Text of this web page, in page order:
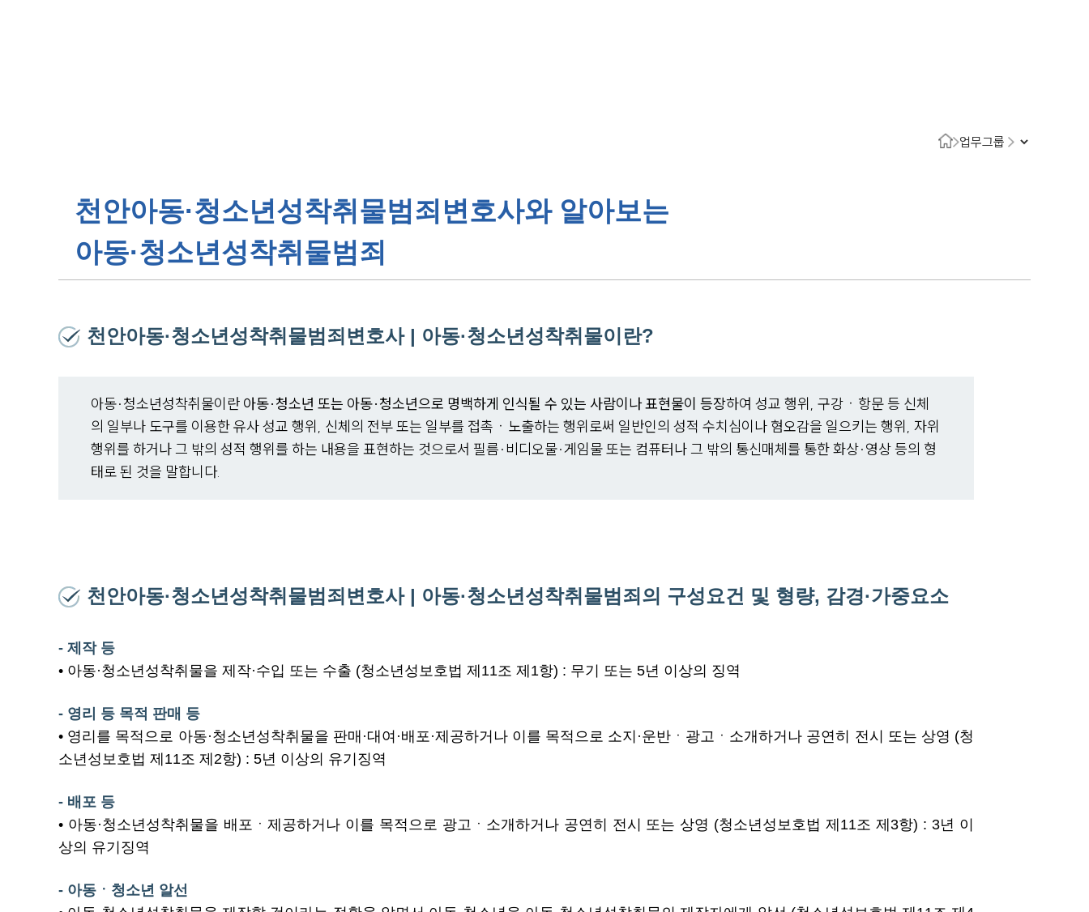
천안학교폭력변호사
천안변호사 업무분야
천안 분사무소 오시는 길
1800-7905
천안아동·청소년성착취물범죄 변호사와 알아보는
아동·청소년성착취물범죄
업무그룹
천안아동·청소년성착취물범죄변호사 | 아동·청소년성착취물이란?
아동·청소년성착취물이란 아동·청소년 또는 아동·청소년으로 명백하게 인식될 수 있는 사람이나 표현물이 등장하여 성교 행위, 구강ㆍ항문 등 신체
의 일부나 도구를 이용한 유사 성교 행위, 신체의 전부 또는 일부를 접촉ㆍ노출하는 행위로써 일반인의 성적 수치심이나 혐오감을 일으키는 행위, 자위
행위를 하거나 그 밖의 성적 행위를 하는 내용을 표현하는 것으로서 필름·비디오물·게임물 또는 컴퓨터나 그 밖의 통신매체를 통한 화상·영상 등의 형
태로 된 것을 말합니다.
천안아동·청소년성착취물범죄변호사 | 아동·청소년성착취물범죄의 구성요건 및 형량, 감경·가중요소
- 제작 등
• 아동·청소년성착취물을 제작·수입 또는 수출 (청소년성보호법 제11조 제1항) : 무기 또는 5년 이상의 징역
- 영리 등 목적 판매 등
• 영리를 목적으로 아동·청소년성착취물을 판매·대여·배포·제공하거나 이를 목적으로 소지·운반ㆍ광고ㆍ소개하거나 공연히 전시 또는 상영 (청
소년성보호법 제11조 제2항) : 5년 이상의 유기징역
- 배포 등
• 아동·청소년성착취물을 배포ㆍ제공하거나 이를 목적으로 광고ㆍ소개하거나 공연히 전시 또는 상영 (청소년성보호법 제11조 제3항) : 3년 이
상의 유기징역
- 아동ㆍ청소년 알선